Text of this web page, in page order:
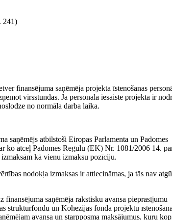
241)
finansējuma saņēmēja projekta īstenošanas
virsstundas. Ja personāla iesaiste projektā ir
no normāla darba laika.
saņēmējs atbilstoši Eiropas Parlamenta un Padomes
ko atceļ Padomes Regulu (EK) Nr. 1081/2006 14.
kā vienu izmaksu pozīciju.
nodokļa izmaksas ir attiecināmas, ja tās nav
finansējuma saņēmēja rakstisku avansa pieprasījumu
struktūrfondu un Kohēzijas fonda projektu
avansa un starpposma maksājumus, kuru